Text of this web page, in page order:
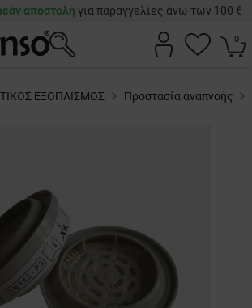
αποστολή για παραγγελίες άνω των 100 €
0
ΕΞΟΠΛΙΣΜΟΣ Προστασία αναπνοής